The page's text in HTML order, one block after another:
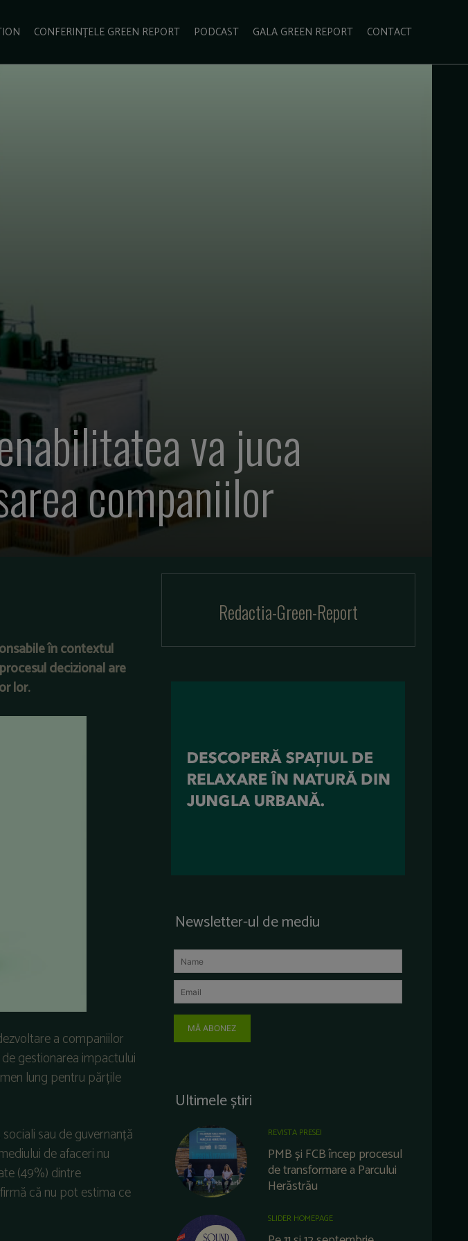
CONFERINȚELE GREEN REPORT PODCAST GALA GREEN REPORT CONTACT
SCHIMBĂRI CLIMATICE
va juca
companiilor
în contextul
decizional are
lor.
a companiilor
gestionarea impactului
lung pentru părțile
sau de guvernanță
de afaceri nu
(49%) dintre
că nu pot estima ce
Redactia-Green-Report
Newsletter-ul de mediu
MĂ ABONEZ
Ultimele știri
REVISTA PRESEI
PMB și FCB încep procesul
de transformare a Parcului
Herăstrău
SLIDER HOMEPAGE